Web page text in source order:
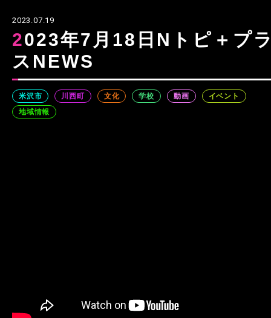
2023.07.19
2023年7月18日Nトピ＋プラ
スNEWS
米沢市 川西町 文化 学校 動画
イベント
地域情報